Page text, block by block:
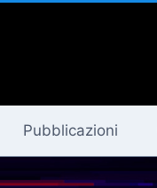
Pubblicazioni